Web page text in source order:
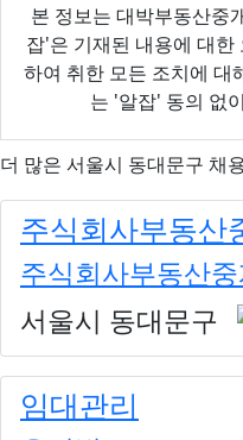
본 정보는 대박부동산중
잡'은 기재된 내용에 대한
하여 취한 모든 조치에 대
는 '알잡' 동의 없
더 많은 서울시 동대문구 채
주식회사부동산
주식회사부동산
서울시 동대문구
임대관리